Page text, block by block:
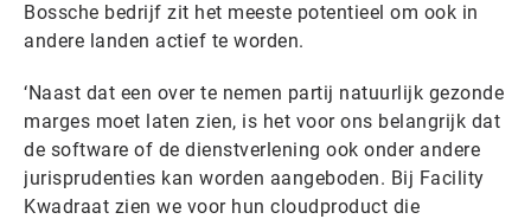
Bossche bedrijf zit het meeste potentieel om ook in
andere landen actief te worden.
‘Naast dat een over te nemen partij natuurlijk gezonde
marges moet laten zien, is het voor ons belangrijk dat
de software of de dienstverlening ook onder andere
jurisprudenties kan worden aangeboden. Bij Facility
Kwadraat zien we voor hun cloudproduct die